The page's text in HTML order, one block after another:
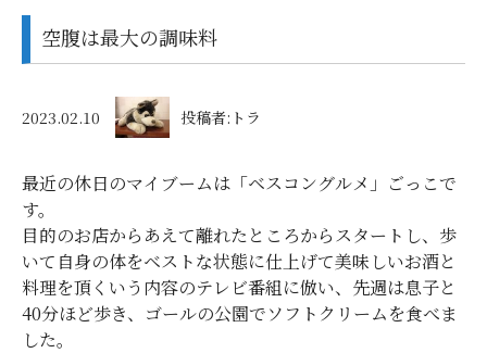
空腹は最大の調味料
2023.02.10 投稿者:トラ
最近の休日のマイブームは「ベスコングルメ」ごっこで
す。
目的のお店からあえて離れたところからスタートし、歩
いて自身の体をベストな状態に仕上げて美味しいお酒と
料理を頂くいう内容のテレビ番組に倣い、先週は息子と
40分ほど歩き、ゴールの公園でソフトクリームを食べま
した。